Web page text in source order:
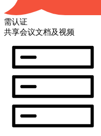
需认证
共享会议文档及视频